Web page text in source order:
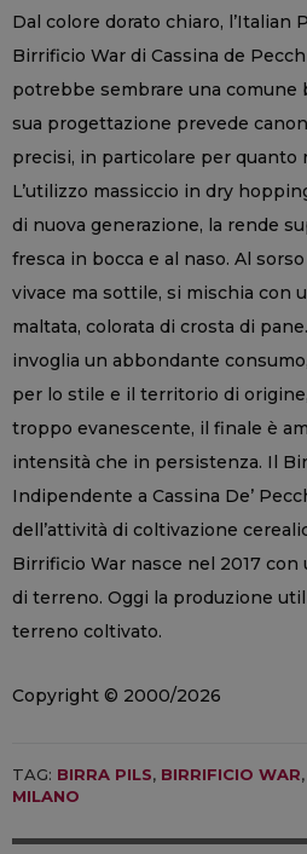
Dal colore dorato chiaro, l’Italian
Birrificio War di Cassina de
potrebbe sembrare una comune
sua progettazione prevede
precisi, in particolare per quanto
L’utilizzo massiccio in dry
di nuova generazione, la rende
fresca in bocca e al naso. Al
vivace ma sottile, si mischia con
maltata, colorata di crosta di
invoglia un abbondante
per lo stile e il territorio di
troppo evanescente, il finale è
intensità che in persistenza. Il
Indipendente a Cassina De’
dell’attività di coltivazione
Birrificio War nasce nel 2017
di terreno. Oggi la produzione
terreno coltivato.
Copyright © 2000/2026
TAG: BIRRA PILS, BIRRIFICIO WAR,
MILANO